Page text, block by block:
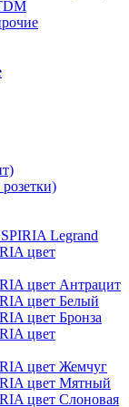
Legrand
цвет
цвет Антрацит
цвет Белый
цвет Бронза
цвет
цвет Жемчуг
цвет Мятный
цвет Слоновая